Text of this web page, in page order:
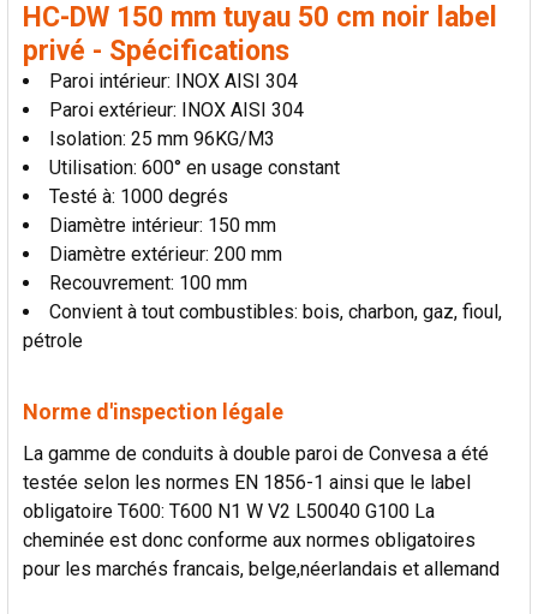
HC-DW 150 mm tuyau 50 cm noir label
privé - Spécifications
Paroi intérieur: INOX AISI 304
Paroi extérieur: INOX AISI 304
Isolation: 25 mm 96KG/M3
Utilisation: 600° en usage constant
Testé à: 1000 degrés
Diamètre intérieur: 150 mm
Diamètre extérieur: 200 mm
Recouvrement: 100 mm
Convient à tout combustibles: bois, charbon, gaz, fioul,
pétrole
Norme d'inspection légale
La gamme de conduits à double paroi de Convesa a été
testée selon les normes EN 1856-1 ainsi que le label
obligatoire T600: T600 N1 W V2 L50040 G100 La
cheminée est donc conforme aux normes obligatoires
pour les marchés francais, belge,néerlandais et allemand